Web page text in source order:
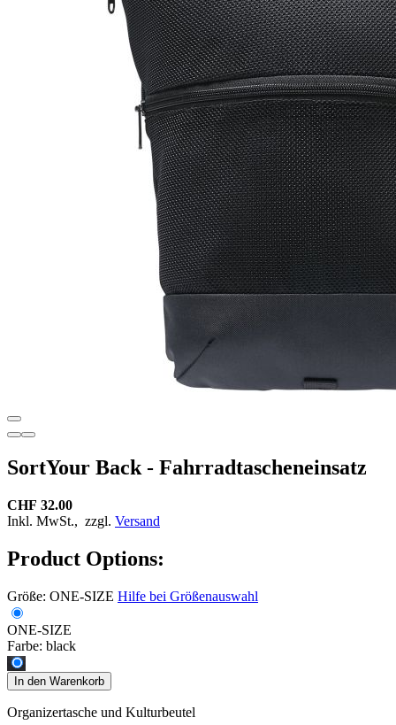
SortYour Back - Fahrradtascheneinsatz
CHF 32.00
Inkl. MwSt., zzgl. Versand
Product Options:
Größe: ONE-SIZE Hilfe bei Größenauswahl
ONE-SIZE
Farbe: black
In den Warenkorb
Organizertasche und Kulturbeutel